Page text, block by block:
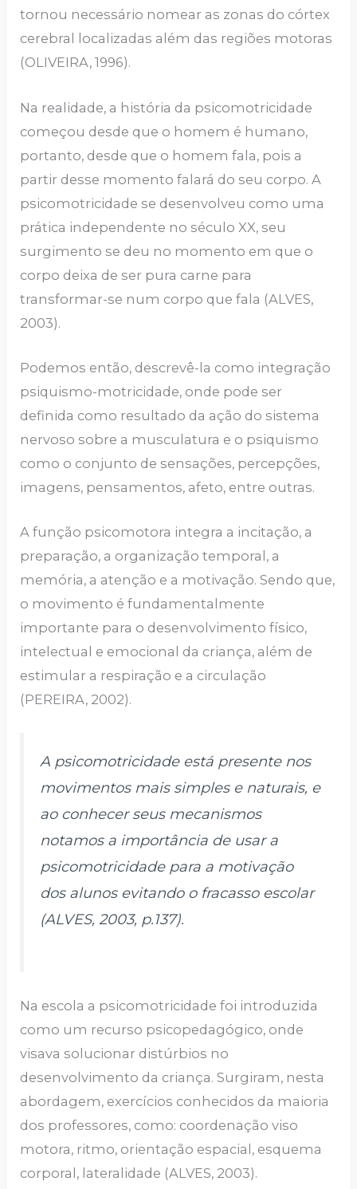
tornou necessário nomear as zonas do córtex
cerebral localizadas além das regiões motoras
(OLIVEIRA, 1996).
Na realidade, a história da psicomotricidade
começou desde que o homem é humano,
portanto, desde que o homem fala, pois a
partir desse momento falará do seu corpo. A
psicomotricidade se desenvolveu como uma
prática independente no século XX, seu
surgimento se deu no momento em que o
corpo deixa de ser pura carne para
transformar-se num corpo que fala (ALVES,
2003).
Podemos então, descrevê-la como integração
psiquismo-motricidade, onde pode ser
definida como resultado da ação do sistema
nervoso sobre a musculatura e o psiquismo
como o conjunto de sensações, percepções,
imagens, pensamentos, afeto, entre outras.
A função psicomotora integra a incitação, a
preparação, a organização temporal, a
memória, a atenção e a motivação. Sendo que,
o movimento é fundamentalmente
importante para o desenvolvimento físico,
intelectual e emocional da criança, além de
estimular a respiração e a circulação
(PEREIRA, 2002).
A psicomotricidade está presente nos
movimentos mais simples e naturais, e
ao conhecer seus mecanismos
notamos a importância de usar a
psicomotricidade para a motivação
dos alunos evitando o fracasso escolar
(ALVES, 2003, p.137).
Na escola a psicomotricidade foi introduzida
como um recurso psicopedagógico, onde
visava solucionar distúrbios no
desenvolvimento da criança. Surgiram, nesta
abordagem, exercícios conhecidos da maioria
dos professores, como: coordenação viso
motora, ritmo, orientação espacial, esquema
corporal, lateralidade (ALVES, 2003).